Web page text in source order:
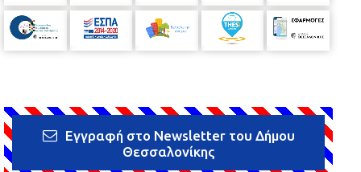
Εγγραφή στο Newsletter του Δήμου
Θεσσαλονίκης